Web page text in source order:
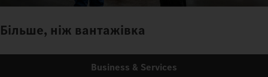
Більше, ніж вантажівка
Business & Services